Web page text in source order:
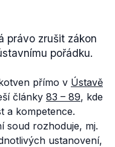
právo zrušit zákon
pořádku.
přímo v Ústavě
články 83 – 89, kde
a kompetence.
soud rozhoduje, mj.
ustanovení,